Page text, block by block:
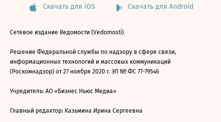
Скачать для iOS Скачать для Android
Сетевое издание Ведомости (Vedomosti)
Решение Федеральной службы по надзору в сфере связи,
информационных технологий и массовых коммуникаций
(Роскомнадзор) от 27 ноября 2020 г. ЭЛ № ФС 77-79546
Учредитель: АО «Бизнес Ньюс Медиа»
Главный редактор: Казьмина Ирина Сергеевна